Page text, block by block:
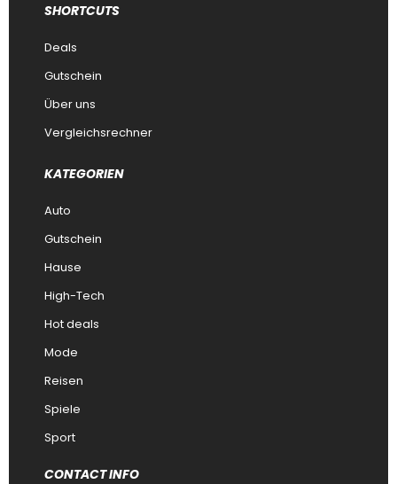
SHORTCUTS
Deals
Gutschein
Über uns
Vergleichsrechner
KATEGORIEN
Auto
Gutschein
Hause
High-Tech
Hot deals
Mode
Reisen
Spiele
Sport
CONTACT INFO